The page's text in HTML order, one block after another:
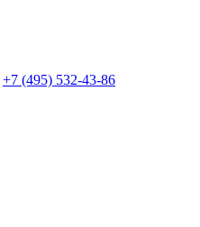
+7 (495) 532-43-86